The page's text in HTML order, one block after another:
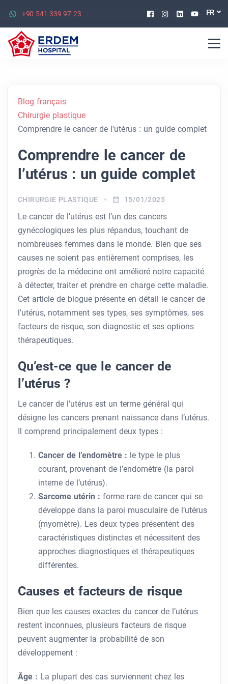
+90 541 339 97 23 Facebook
Instagram
Linkedin
FR
Blog français
Chirurgie plastique
Comprendre le cancer de l'utérus : un guide complet
Comprendre le cancer de
l’utérus : un guide complet
CHIRURGIE PLASTIQUE 15/01/2025
Le cancer de l’utérus est l’un des cancers
gynécologiques les plus répandus, touchant de
nombreuses femmes dans le monde. Bien que ses
causes ne soient pas entièrement comprises, les
progrès de la médecine ont amélioré notre capacité
à détecter, traiter et prendre en charge cette maladie.
Cet article de blogue présente en détail le cancer de
l’utérus, notamment ses types, ses symptômes, ses
facteurs de risque, son diagnostic et ses options
thérapeutiques.
Qu’est-ce que le cancer de
l’utérus ?
Le cancer de l’utérus est un terme général qui
désigne les cancers prenant naissance dans l’utérus.
Il comprend principalement deux types :
Cancer de l’endomètre : le type le plus
courant, provenant de l’endomètre (la paroi
interne de l’utérus).
Sarcome utérin : forme rare de cancer qui se
développe dans la paroi musculaire de l’utérus
(myomètre). Les deux types présentent des
caractéristiques distinctes et nécessitent des
approches diagnostiques et thérapeutiques
différentes.
Causes et facteurs de risque
Bien que les causes exactes du cancer de l’utérus
restent inconnues, plusieurs facteurs de risque
peuvent augmenter la probabilité de son
développement :
Âge : La plupart des cas surviennent chez les